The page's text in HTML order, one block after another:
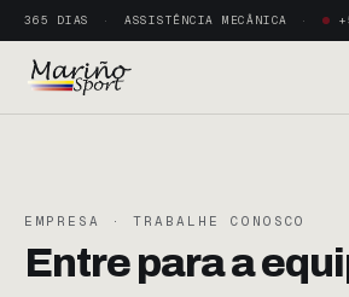
365 DIAS ASSISTÊNCIA MECÂNICA
EMPRESA · TRABALHE CONOSCO
Entre para a